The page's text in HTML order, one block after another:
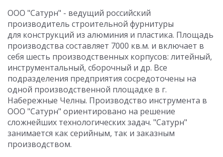
ООО "Сатурн" - ведущий российский
производитель строительной фурнитуры
для конструкций из алюминия и пластика. Площадь
производства составляет 7000 кв.м. и включает в
себя шесть производственных корпусов: литейный,
инструментальный, сборочный и др. Все
подразделения предприятия сосредоточены на
одной производственной площадке в г.
Набережные Челны. Производство инструмента в
ООО "Сатурн" ориентировано на решение
сложнейших технологических задач. "Сатурн"
занимается как серийным, так и заказным
производством.